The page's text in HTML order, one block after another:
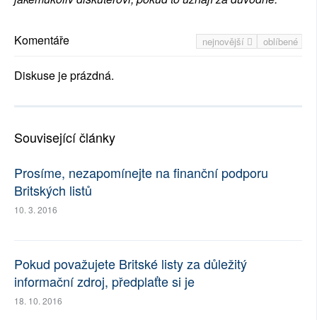
nejnovější oblíbené
Komentáře
Diskuse je prázdná.
Související články
Prosíme, nezapomínejte na finanční podporu
Britských listů
10. 3. 2016
Pokud považujete Britské listy za důležitý
informační zdroj, předplaťte si je
18. 10. 2016